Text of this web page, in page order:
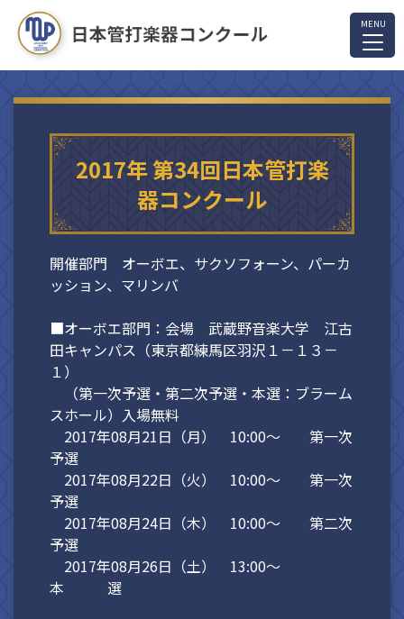
2017年 第34回日本管打楽
器コンクール
開催部門 オーボエ、サクソフォーン、パーカ
ッション、マリンバ
■オーボエ部門：会場 武蔵野音楽大学 江古
田キャンパス（東京都練馬区羽沢１－１３－
１）
（第一次予選・第二次予選・本選：ブラーム
スホール）入場無料
2017年08月21日（月） 10:00～ 第一次
予選
2017年08月22日（火） 10:00～ 第一次
予選
2017年08月24日（木） 10:00～ 第二次
予選
2017年08月26日（土） 13:00～
本 選